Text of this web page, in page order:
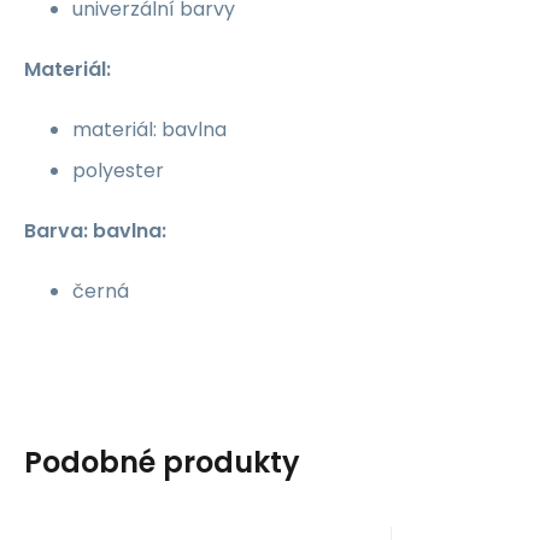
univerzální barvy
Materiál:
materiál: bavlna
polyester
Barva: bavlna:
černá
Podobné produkty